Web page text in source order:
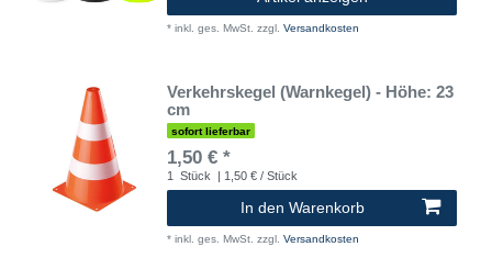
* inkl. ges. MwSt. zzgl. Versandkosten
Verkehrskegel (Warnkegel) - Höhe: 23
cm
sofort lieferbar
1,50 € *
1 Stück | 1,50 € / Stück
In den Warenkorb
* inkl. ges. MwSt. zzgl. Versandkosten